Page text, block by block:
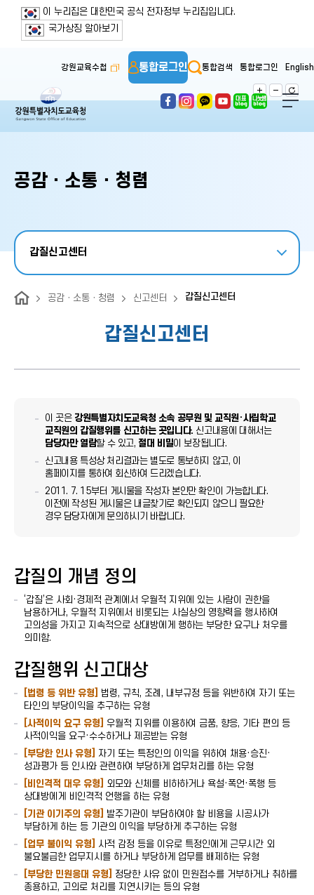
본문 바로가기
주메뉴 바로가기
보조메뉴 바로가기
푸터 바로가기
이 누리집은 대한민국 공식 전자정부 누리집입니다.
국가상징 알아보기
강원교육수첩 통합로그인 통합검색 통합로그인 English
공감ㆍ소통ㆍ청렴
갑질신고센터
공감ㆍ소통ㆍ청렴 신고센터 갑질신고센터
갑질신고센터
이 곳은 강원특별자치도교육청 소속 공무원 및 교직원·사립학교
교직원의 갑질행위를 신고하는 곳입니다. 신고내용에 대해서는
담당자만 열람할 수 있고, 절대 비밀이 보장됩니다.
신고내용 특성상 처리결과는 별도로 통보하지 않고, 이
홈페이지를 통하여 회신하여 드리겠습니다.
2011. 7. 15부터 게시물을 작성자 본인만 확인이 가능합니다.
이전에 작성된 게시물은 내글찾기로 확인되지 않으니 필요한
경우 담당자에게 문의하시기 바랍니다.
갑질의 개념 정의
‘갑질’은 사회·경제적 관계에서 우월적 지위에 있는 사람이 권한을
남용하거나, 우월적 지위에서 비롯되는 사실상의 영향력을 행사하여
고의성을 가지고 지속적으로 상대방에게 행하는 부당한 요구나 처우를
의미함.
갑질행위 신고대상
[법령 등 위반 유형] 법령, 규칙, 조례, 내부규정 등을 위반하여 자기 또는
타인의 부당이익을 추구하는 유형
[사적이익 요구 유형] 우월적 지위를 이용하여 금품, 향응, 기타 편의 등
사적이익을 요구·수수하거나 제공받는 유형
[부당한 인사 유형] 자기 또는 특정인의 이익을 위하여 채용·승진·
성과평가 등 인사와 관련하여 부당하게 업무처리를 하는 유형
[비인격적 대우 유형] 외모와 신체를 비하하거나 욕설·폭언·폭행 등
상대방에게 비인격적 언행을 하는 유형
[기관 이기주의 유형] 발주기관이 부담하여야 할 비용을 시공사가
부담하게 하는 등 기관의 이익을 부당하게 추구하는 유형
[업무 불이익 유형] 사적 감정 등을 이유로 특정인에게 근무시간 외
불요불급한 업무지시를 하거나 부당하게 업무를 배제하는 유형
[부당한 민원응대 유형] 정당한 사유 없이 민원접수를 거부하거나 취하를
종용하고, 고의로 처리를 지연시키는 등의 유형